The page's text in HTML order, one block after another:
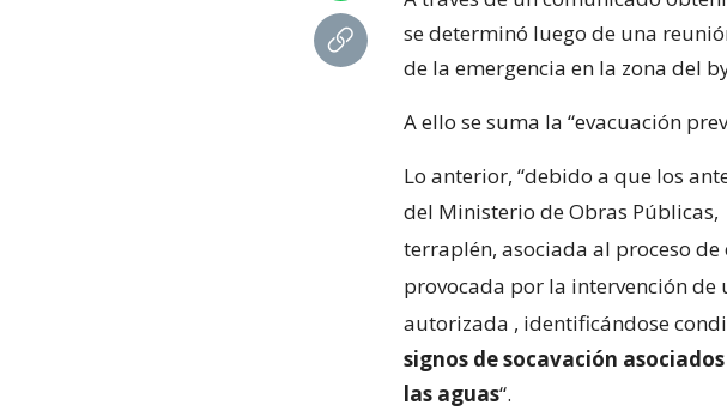
se determinó luego de una
de la emergencia en la zona del
A ello se suma la “evacuación
Lo anterior, “debido a que los
del Ministerio de Obras Públicas,
terraplén, asociada al proceso
provocada por la intervención
autorizada , identificándose
signos de socavación
las aguas“.